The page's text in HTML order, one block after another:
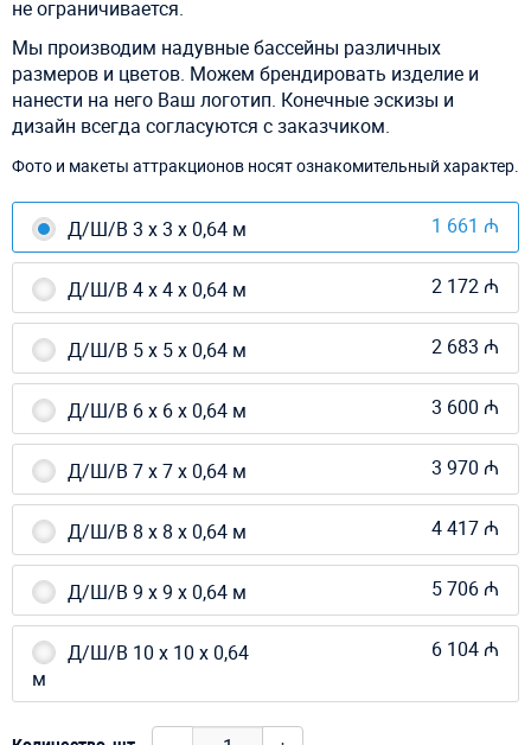
не ограничивается.
Мы производим надувные бассейны различных
размеров и цветов. Можем брендировать изделие и
нанести на него Ваш логотип. Конечные эскизы и
дизайн всегда согласуются с заказчиком.
Фото и макеты аттракционов носят ознакомительный характер.
Д/Ш/В 3 х 3 х 0,64 м 1 661 ₼
Д/Ш/В 4 х 4 х 0,64 м 2 172 ₼
Д/Ш/В 5 х 5 х 0,64 м 2 683 ₼
Д/Ш/В 6 х 6 х 0,64 м 3 600 ₼
Д/Ш/В 7 х 7 х 0,64 м 3 970 ₼
Д/Ш/В 8 х 8 х 0,64 м 4 417 ₼
Д/Ш/В 9 х 9 х 0,64 м 5 706 ₼
Д/Ш/В 10 х 10 х 0,64
м
6 104 ₼